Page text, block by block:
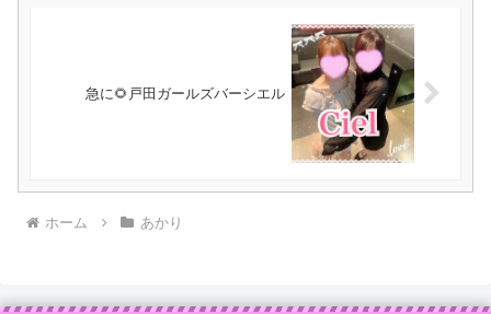
急に🌻戸田ガールズバーシエル
ホーム あかり